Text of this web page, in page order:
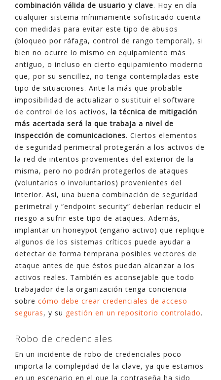
combinación válida de usuario y clave. Hoy en día
cualquier sistema mínimamente sofisticado cuenta
con medidas para evitar este tipo de abusos
(bloqueo por ráfaga, control de rango temporal), si
bien no ocurre lo mismo en equipamiento más
antiguo, o incluso en cierto equipamiento moderno
que, por su sencillez, no tenga contempladas este
tipo de situaciones. Ante la más que probable
imposibilidad de actualizar o sustituir el software
de control de los activos, la técnica de mitigación
más acertada será la que trabaja a nivel de
inspección de comunicaciones. Ciertos elementos
de seguridad perimetral protegerán a los activos de
la red de intentos provenientes del exterior de la
misma, pero no podrán protegerlos de ataques
(voluntarios o involuntarios) provenientes del
interior. Así, una buena combinación de seguridad
perimetral y “endpoint security” deberían reducir el
riesgo a sufrir este tipo de ataques. Además,
implantar un honeypot (engaño activo) que replique
algunos de los sistemas críticos puede ayudar a
detectar de forma temprana posibles vectores de
ataque antes de que éstos puedan alcanzar a los
activos reales. También es aconsejable que todo
trabajador de la organización tenga conciencia
sobre cómo debe crear credenciales de acceso
seguras, y su gestión en un repositorio controlado.
Robo de credenciales
En un incidente de robo de credenciales poco
importa la complejidad de la clave, ya que estamos
en un escenario en el que la contraseña ha sido